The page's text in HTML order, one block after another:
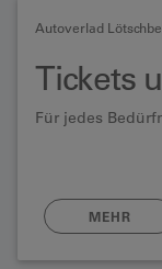
Autoverlad
Tickets
Für jedes
MEHR